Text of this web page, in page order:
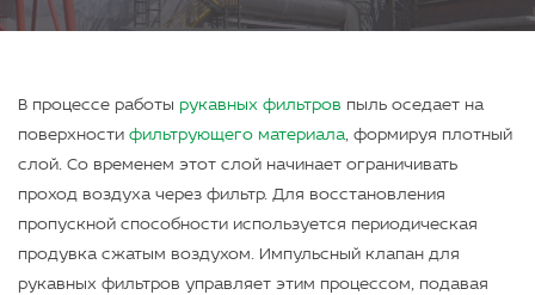
В процессе работы рукавных фильтров пыль оседает на
поверхности фильтрующего материала, формируя плотный
слой. Со временем этот слой начинает ограничивать
проход воздуха через фильтр. Для восстановления
пропускной способности используется периодическая
продувка сжатым воздухом. Импульсный клапан для
рукавных фильтров управляет этим процессом, подавая